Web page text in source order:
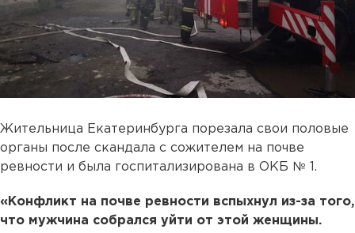
Жительница Екатеринбурга порезала свои половые
органы после скандала с сожителем на почве
ревности и была госпитализирована в ОКБ № 1.
«Конфликт на почве ревности вспыхнул из-за того,
что мужчина собрался уйти от этой женщины.